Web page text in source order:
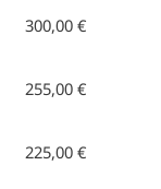
€
€
€